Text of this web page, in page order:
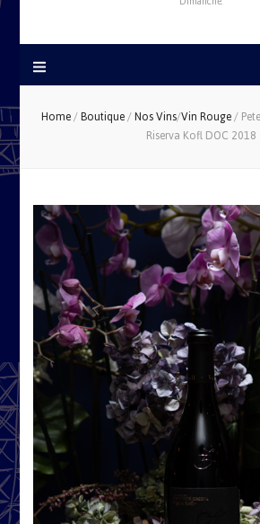
Home/Boutique/Nos Vins/Vin Rouge/
Riserva Kofl DOC 2018